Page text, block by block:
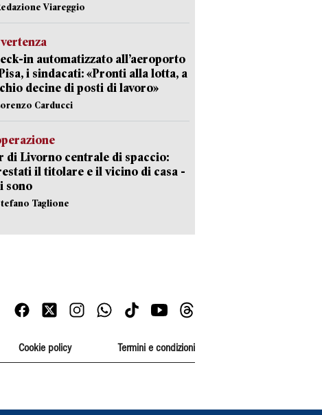
Viareggio
in automatizzato all’aeroporto
i sindacati: «Pronti alla lotta, a
decine di posti di lavoro»
Carducci
di Livorno centrale di spaccio:
il titolare e il vicino di casa -
sono
Taglione
Cookie policy Termini e condizioni